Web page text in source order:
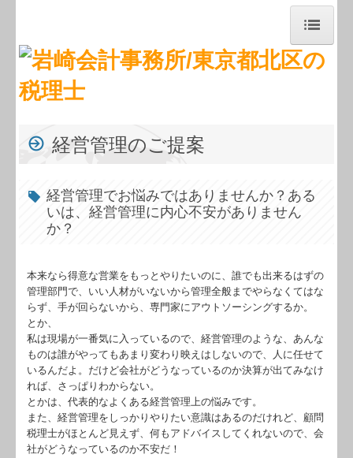
トップページ
お知らせ
職員紹介
交通案内
セミナー案内
料金について
関連リンク
リンク集
お問合せ
経営管理のご提案
経営管理でお悩みではありませんか？ある
いは、経営管理に内心不安がありません
か？
本来なら得意な営業をもっとやりたいのに、誰でも出来るはずの
管理部門で、いい人材がいないから管理全般までやらなくてはな
らず、手が回らないから、専門家にアウトソーシングするか。
とか、
私は現場が一番気に入っているので、経営管理のような、あんな
ものは誰がやってもあまり変わり映えはしないので、人に任せて
いるんだよ。だけど会社がどうなっているのか決算が出てみなけ
れば、さっぱりわからない。
とかは、代表的なよくある経営管理上の悩みです。
また、経営管理をしっかりやりたい意識はあるのだけれど、顧問
税理士がほとんど見えず、何もアドバイスしてくれないので、会
社がどうなっているのか不安だ！